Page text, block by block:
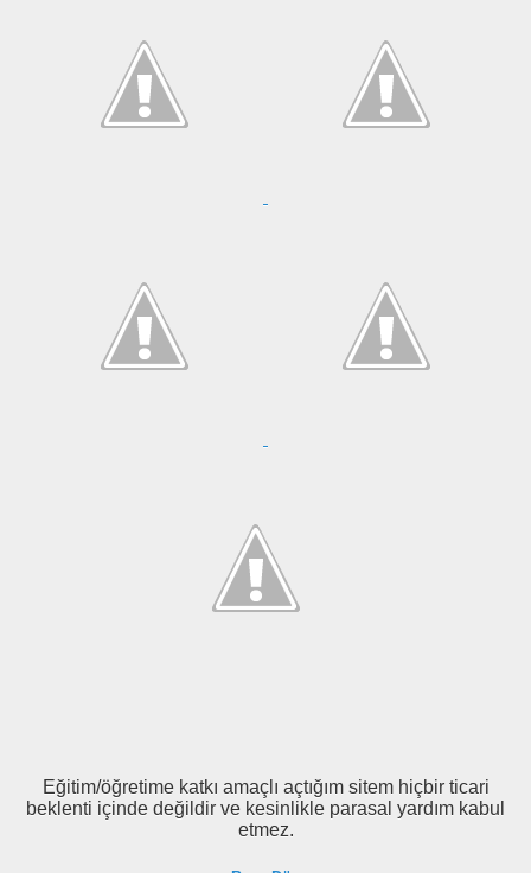
Eğitim/öğretime katkı amaçlı açtığım sitem hiçbir ticari
beklenti içinde değildir ve kesinlikle parasal yardım kabul
etmez.